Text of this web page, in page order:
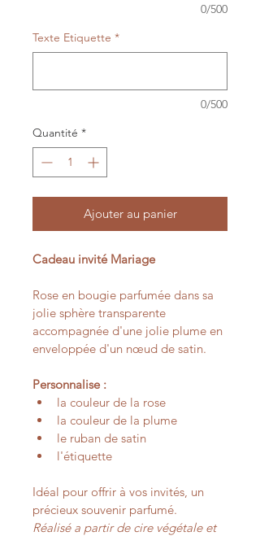
0/500
Texte Etiquette *
0/500
Quantité *
Ajouter au panier
Cadeau invité Mariage
Rose en bougie parfumée dans sa
jolie sphère transparente
accompagnée d'une jolie plume en
enveloppée d'un nœud de satin.
Personnalise :
la couleur de la rose
la couleur de la plume
le ruban de satin
l'étiquette
Idéal pour offrir à vos invités, un
précieux souvenir parfumé.
Réalisé a partir de cire végétale et